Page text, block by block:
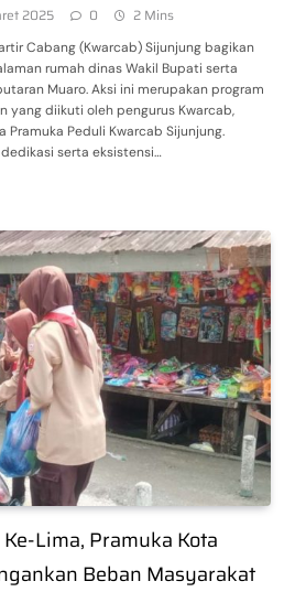
2025 0 2 Mins
Cabang (Kwarcab) Sijunjung bagikan
rumah dinas Wakil Bupati serta
Muaro. Aksi ini merupakan program
yang diikuti oleh pengurus Kwarcab,
Pramuka Peduli Kwarcab Sijunjung.
serta eksistensi…
Lima, Pramuka Kota
Beban Masyarakat